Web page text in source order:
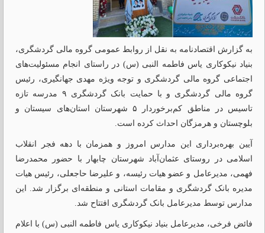
به گزارش اقتصادنامه به نقل از روابط عمومی گروه مالی گردشگری،
بنیاد نیکوکاری یاس فاطمه النبی (س) در راستای انجام مسئولیت‌های
اجتماعی گروه مالی گردشگری و توجه ویژه مهدی جهانگیری، رئیس
گروه مالی گردشگری و با حمایت بانک گردشگری ۹ مدرسه تازه
تاسیس در مناطق کم‌برخوردار ۵ شهرستان استان‌های سیستان و
بلوچستان و هرمزگان احداث کرده است.
آیین بهره‌برداری این مدارس امروز و همزمان با دهه فجر انقلاب
اسلامی در روستای عثمان‌آباد شهرستان چابهار با حضور محمدرضا
فهمی، مدیرعامل و عضو هیات رئیسه، و علیرضا حاجعلی، رئیس هیات
مدیره بانک گردشگری و مقامات استانی و منطقه‌ای برگزار شد. این
مدارس توسط مدیرعامل بانک گردشگری افتتاح شد.
فائض فرخی، مدیرعامل بنیاد نیکوکاری یاس فاطمه النبی (س) با اعلام